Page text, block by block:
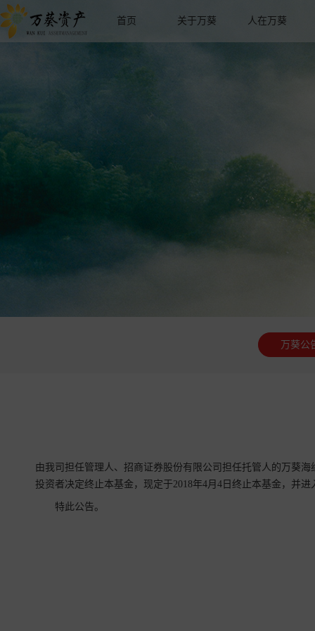
首页 关于万葵 人在万葵
万葵公
由我司担任管理人、招商证券股份有限公司担任托管人的万葵
投资者决定终止本基金，现定于2018年4月4日终止本基金，并进
特此公告。